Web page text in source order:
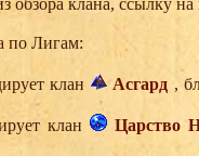
обзора клана, ссылку
по Лигам:
клан Асгард ,
клан
Царство